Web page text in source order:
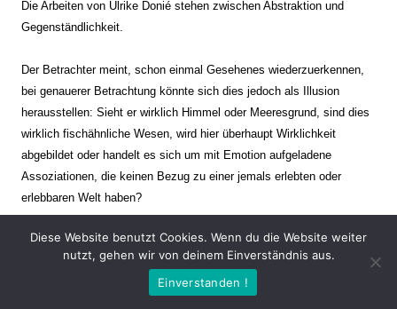
Die Arbeiten von Ulrike Donié stehen zwischen Abstraktion und
Gegenständlichkeit.
Der Betrachter meint, schon einmal Gesehenes wiederzuerkennen,
bei genauerer Betrachtung könnte sich dies jedoch als Illusion
herausstellen: Sieht er wirklich Himmel oder Meeresgrund, sind dies
wirklich fischähnliche Wesen, wird hier überhaupt Wirklichkeit
abgebildet oder handelt es sich um mit Emotion aufgeladene
Assoziationen, die keinen Bezug zu einer jemals erlebten oder
erlebbaren Welt haben?
Verharren und Dynamik stehen sich dabei gegenüber. Zeit steht still
oder verrinnt im Nu. Es soll dabei eine Spannung, auch farblich, bis
zur Schmerzgrenze erzeugt werden. Die Arbeiten stellen ambivalente
Diese Website benutzt Cookies. Wenn du die Website weiter
nutzt, gehen wir von deinem Einverständnis aus.
Einverstanden !